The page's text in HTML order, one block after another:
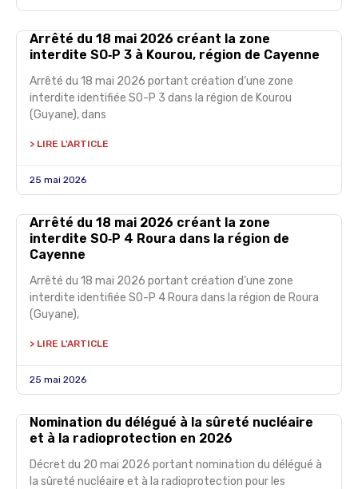
Arrêté du 18 mai 2026 créant la zone
interdite SO‑P 3 à Kourou, région de Cayenne
Arrêté du 18 mai 2026 portant création d’une zone
interdite identifiée SO-P 3 dans la région de Kourou
(Guyane), dans
> LIRE L'ARTICLE
25 mai 2026
Arrêté du 18 mai 2026 créant la zone
interdite SO‑P 4 Roura dans la région de
Cayenne
Arrêté du 18 mai 2026 portant création d’une zone
interdite identifiée SO-P 4 Roura dans la région de Roura
(Guyane),
> LIRE L'ARTICLE
25 mai 2026
Nomination du délégué à la sûreté nucléaire
et à la radioprotection en 2026
Décret du 20 mai 2026 portant nomination du délégué à
la sûreté nucléaire et à la radioprotection pour les